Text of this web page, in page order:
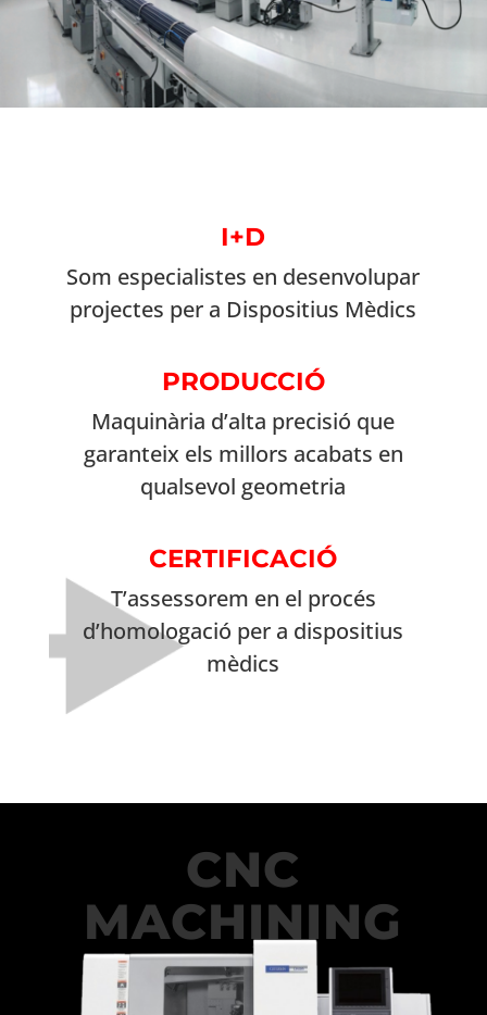
I+D
Som especialistes en desenvolupar
projectes per a Dispositius Mèdics
PRODUCCIÓ
Maquinària d’alta precisió que
garanteix els millors acabats en
qualsevol geometria
CERTIFICACIÓ
T’assessorem en el procés
d’homologació per a dispositius
mèdics
CNC
MACHINING